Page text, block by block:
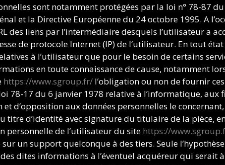
sont notamment protégées par la loi n° 78-87
et la Directive Européenne du 24 octobre 1995. A
des liens par l’intermédiaire desquels l’utilisateur a
de protocole Internet (IP) de l’utilisateur. En tout
à l’utilisateur que pour le besoin de certains
en toute connaissance de cause, notamment
https://www.sgroup.fr/ l’obligation ou non de fournir
78-17 du 6 janvier 1978 relative à l’informatique,
et d’opposition aux données personnelles le
titre d’identité avec signature du titulaire de la pièce,
personnelle de l’utilisateur du site https://
un support quelconque à des tiers. Seule
dites informations à l’éventuel acquéreur qui serait